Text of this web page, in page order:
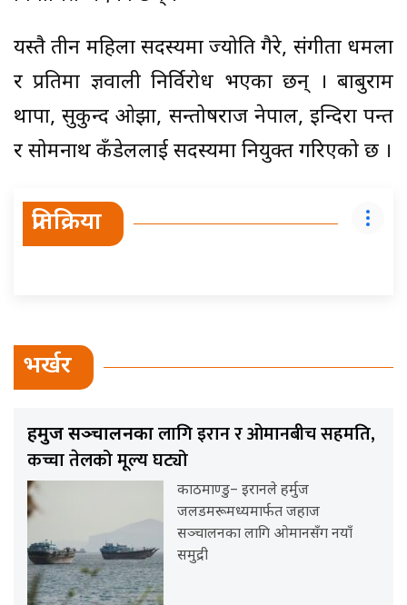
यस्तै तीन महिला सदस्यमा ज्योति गैरे, संगीता धमला
र प्रतिमा ज्ञवाली निर्विरोध भएका छन् । बाबुराम
थापा, सुकुन्द ओझा, सन्तोषराज नेपाल, इन्दिरा पन्त
र सोमनाथ कँडेललाई सदस्यमा नियुक्त गरिएको छ ।
प्रतिक्रिया
भर्खर
हर्मुज सञ्चालनकालागि इरान र ओमानबीच सहमति,
कच्चा तेलको मूल्य घट्यो
काठमाण्डु– इरानले हर्मुज
जलडमरूमध्यमार्फत जहाज
सञ्चालनका लागि ओमानसँग नयाँ
समुद्री